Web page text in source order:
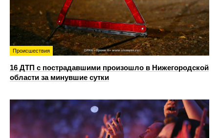
Происшествия
16 ДТП с пострадавшими произошло в Нижегородской
области за минувшие сутки